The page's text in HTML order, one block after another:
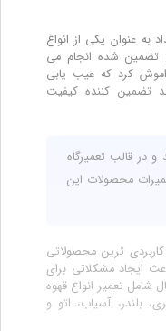
به عنوان یکی از انواع
تضمین شده انجام می
کرد که عیب یابی
تضمین کننده کیفیت
و در قالب تعمیرگاه
محصولات این
ترین محصولاتی
ایجاد مشکلاتی برای
شامل تعمیر انواع قهوه
بلندر، آسیاب، اتو و